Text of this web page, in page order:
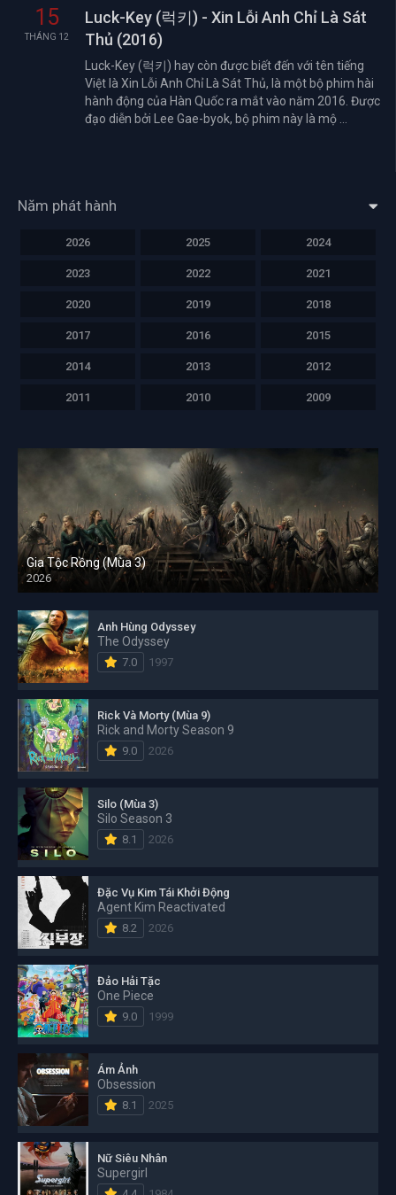
15
THÁNG 12
Luck-Key (럭키) - Xin Lỗi Anh Chỉ Là Sát
Thủ (2016)
Luck-Key (럭키) hay còn được biết đến với tên tiếng
Việt là Xin Lỗi Anh Chỉ Là Sát Thủ, là một bộ phim hài
hành động của Hàn Quốc ra mắt vào năm 2016. Được
đạo diễn bởi Lee Gae-byok, bộ phim này là mộ ...
Năm phát hành
2026 2025 2024
2023 2022 2021
2020 2019 2018
2017 2016 2015
2014 2013 2012
2011 2010 2009
Gia Tộc Rồng (Mùa 3)
2026
Anh Hùng Odyssey
The Odyssey
7.0 1997
Rick Và Morty (Mùa 9)
Rick and Morty Season 9
9.0 2026
Silo (Mùa 3)
Silo Season 3
8.1 2026
Đặc Vụ Kim Tái Khởi Động
Agent Kim Reactivated
8.2 2026
Đảo Hải Tặc
One Piece
9.0 1999
Ám Ảnh
Obsession
8.1 2025
Nữ Siêu Nhân
Supergirl